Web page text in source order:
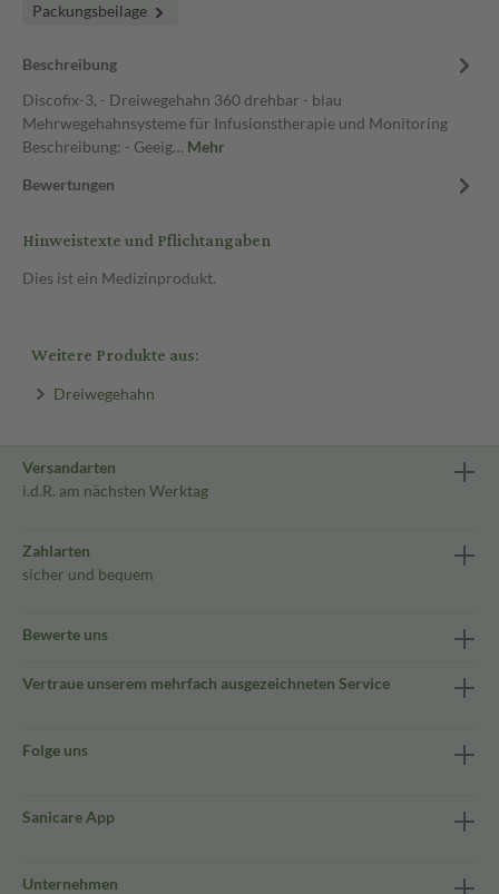
Packungsbeilage
Beschreibung
Discofix-3, - Dreiwegehahn 360 drehbar - blau
Mehrwegehahnsysteme für Infusionstherapie und Monitoring
Beschreibung: - Geeig… Mehr
Bewertungen
Hinweistexte und Pflichtangaben
Dies ist ein Medizinprodukt.
Weitere Produkte aus:
Dreiwegehahn
Versandarten
i.d.R. am nächsten Werktag
Zahlarten
sicher und bequem
Bewerte uns
Vertraue unserem mehrfach ausgezeichneten Service
Folge uns
Sanicare App
Unternehmen